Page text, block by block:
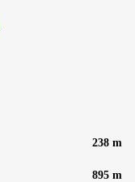
238 m
895 m